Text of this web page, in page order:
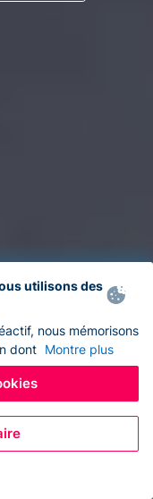
utilisons des
nous mémorisons
dont Montre plus